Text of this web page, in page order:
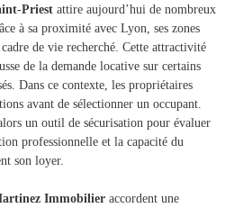
Priest attire aujourd’hui de nombreux
à sa proximité avec Lyon, ses zones
de vie recherché. Cette attractivité
de la demande locative sur certains
Dans ce contexte, les propriétaires
avant de sélectionner un occupant.
un outil de sécurisation pour évaluer
professionnelle et la capacité du
son loyer.
Immobilier accordent une